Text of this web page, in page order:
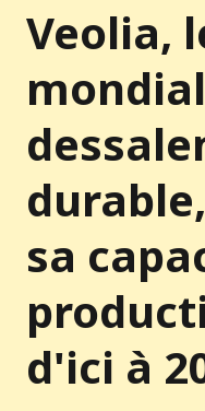
Veolia,
sa
d'ici à